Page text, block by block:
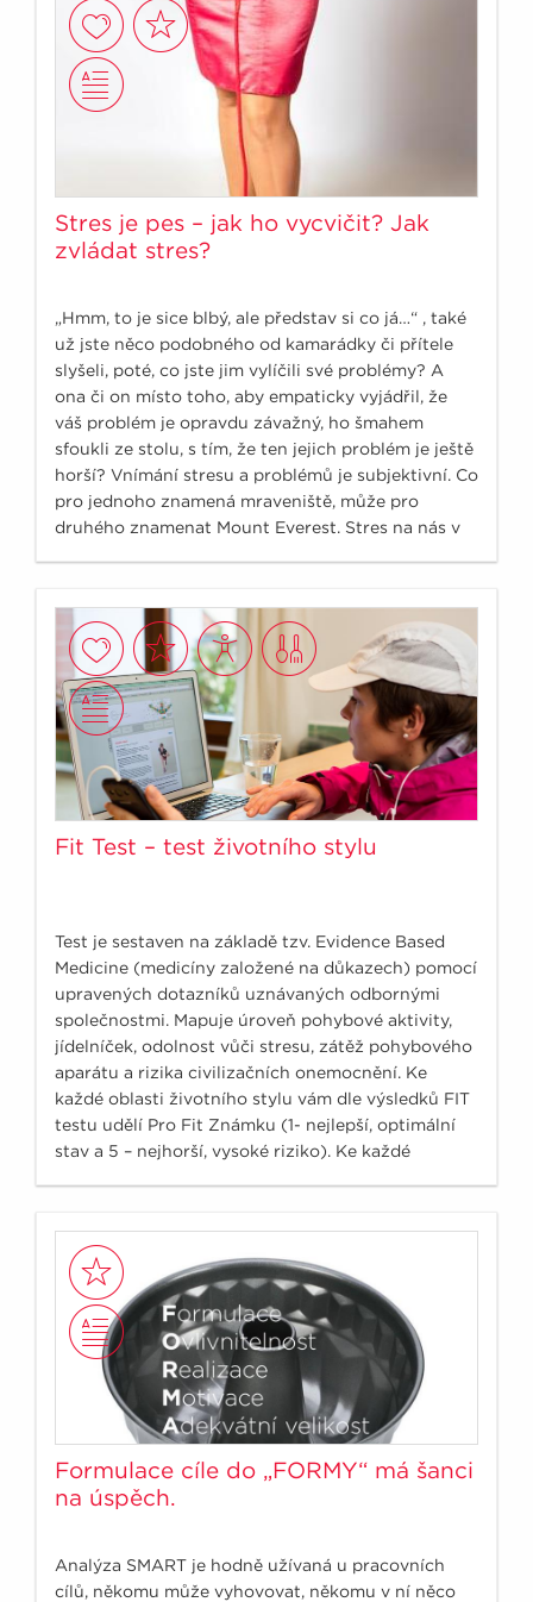
Stres je pes – jak ho vycvičit? Jak
zvládat stres?
„Hmm, to je sice blbý, ale představ si co já…“ , také
už jste něco podobného od kamarádky či přítele
slyšeli, poté, co jste jim vylíčili své problémy? A
ona či on místo toho, aby empaticky vyjádřil, že
váš problém je opravdu závažný, ho šmahem
sfoukli ze stolu, s tím, že ten jejich problém je ještě
horší? Vnímání stresu a problémů je subjektivní. Co
pro jednoho znamená mraveniště, může pro
druhého znamenat Mount Everest. Stres na nás v
Stresu nezabráníme, pouze ho můžeme zvládnout.
Fit Test – test životního stylu
Test je sestaven na základě tzv. Evidence Based
Medicine (medicíny založené na důkazech) pomocí
upravených dotazníků uznávaných odbornými
společnostmi. Mapuje úroveň pohybové aktivity,
jídelníček, odolnost vůči stresu, zátěž pohybového
aparátu a rizika civilizačních onemocnění. Ke
každé oblasti životního stylu vám dle výsledků FIT
testu udělí Pro Fit Známku (1- nejlepší, optimální
stav a 5 – nejhorší, vysoké riziko). Ke každé
pomoci.
Formulace cíle do „FORMY“ má šanci
na úspěch.
Analýza SMART je hodně užívaná u pracovních
cílů, někomu může vyhovovat, někomu v ní něco